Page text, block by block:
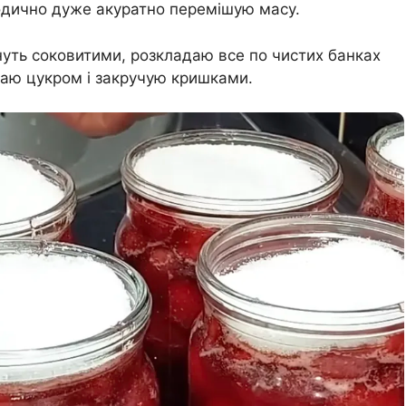
дуже акуратно перемішую масу.
соковитими, розкладаю все по чистих банках
цукром і закручую кришками.